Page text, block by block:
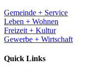
Gemeinde + Service
Leben + Wohnen
Freizeit + Kultur
Gewerbe + Wirtschaft
Quick Links